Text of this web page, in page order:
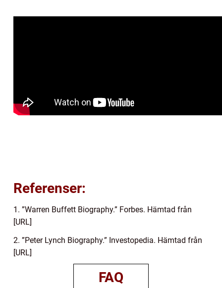
Referenser:
1. ”Warren Buffett Biography.” Forbes. Hämtad från
[URL]
2. ”Peter Lynch Biography.” Investopedia. Hämtad från
[URL]
FAQ